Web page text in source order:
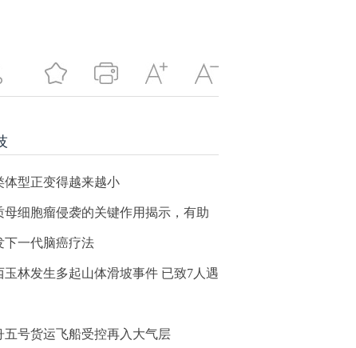
体型正变得越来越小
母细胞瘤侵袭的关键作用揭示，有助
下一代脑癌疗法
玉林发生多起山体滑坡事件 已致7人遇
五号货运飞船受控再入大气层